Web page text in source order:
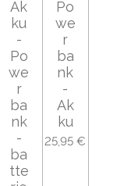
Ak
ku
-
Po
we
r
ba
nk
-
ba
tte
Po
we
r
ba
nk
-
Ak
ku
25,95 €